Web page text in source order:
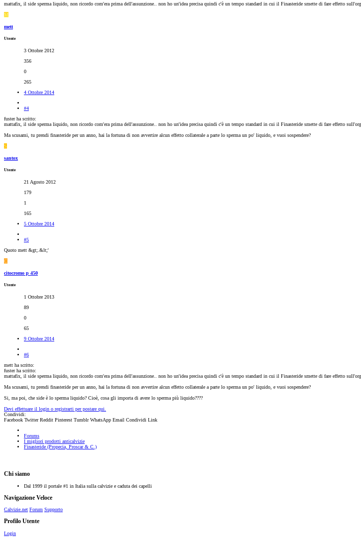
mattafix, il side sperma liquido, non ricordo com'era prima dell'assunzione.. non ho un'idea precisa quindi c'è un tempo standard in cui il Finasteride smette di fare effetto
M
mett
Utente
3 Ottobre 2012
356
0
265
4 Ottobre 2014
#4
fuster ha scritto:
mattafix, il side sperma liquido, non ricordo com'era prima dell'assunzione.. non ho un'idea precisa quindi c'è un tempo standard in cui il Finasteride smette di fare effetto
Ma scusami, tu prendi finasteride per un anno, hai la fortuna di non avvertire alcun effetto collaterale a parte lo sperma un po' liquido, e vuoi sospendere?
S
santox
Utente
21 Agosto 2012
179
1
165
5 Ottobre 2014
#5
Quoto mett &gt;.&lt;'
C
citocromo p 450
Utente
1 Ottobre 2013
89
0
65
9 Ottobre 2014
#6
mett ha scritto:
fuster ha scritto:
mattafix, il side sperma liquido, non ricordo com'era prima dell'assunzione.. non ho un'idea precisa quindi c'è un tempo standard in cui il Finasteride smette di fare effetto
Ma scusami, tu prendi finasteride per un anno, hai la fortuna di non avvertire alcun effetto collaterale a parte lo sperma un po' liquido, e vuoi sospendere?
Si, ma poi, che side è lo sperma liquido? Cioè, cosa gli importa di avere lo sperma più liquido????
Devi effettuare il login o registrarti per postare qui.
Condividi:
Facebook Twitter Reddit Pinterest Tumblr WhatsApp Email Condividi Link
Forums
I migliori prodotti anticalvizie
Finasteride (Propecia, Proscar & C.)
Chi siamo
Dal 1999 il portale #1 in Italia sulla calvizie e caduta dei capelli
Navigazione Veloce
Calvizie.net Forum Supporto
Profilo Utente
Login